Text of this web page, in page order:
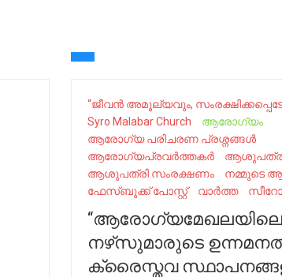
“ജീവന്‍ അമൂല്യവും,
Syro Malabar Church
ആരോഗ്യം
ആരോഗ്യ പരിചരണ പ്രശ്നങ്ങൾ
ആരോഗ്യപ്രവർത്തകർ
ആശുപത്രി സംരക്ഷണം
നമ്മുടെ
ഫേസ്ബുക്ക് പോസ്റ്റ്
വാർത്ത
നഴ്‌സുമാരുടെ
ക്രൈസ്തവ